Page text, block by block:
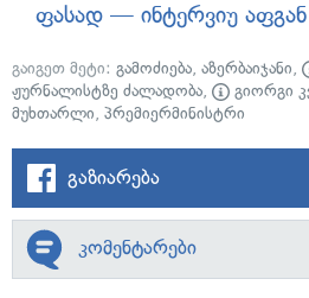
ფასად — ინტერვიუ
გაიგეთ მეტი: გამოძიება, აზერბაიჯანი,
ჟურნალისტზე ძალადობა, გიორგი
მუხთარლი, პრემიერმინისტრი
გაზიარება
კომენტარები